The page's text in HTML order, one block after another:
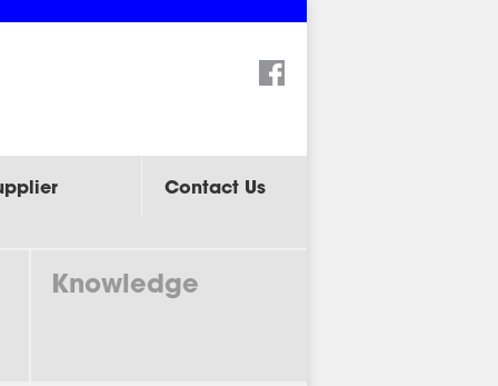
Search:
Contact Us
Knowledge